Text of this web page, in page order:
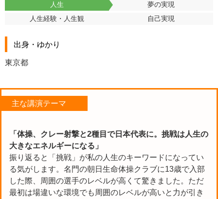
人生
夢の実現
人生経験・人生観
自己実現
出身・ゆかり
東京都
主な講演テーマ
「体操、クレー射撃と2種目で日本代表に。挑戦は人生の
大きなエネルギーになる」
振り返ると「挑戦」が私の人生のキーワードになってい
る気がします。名門の朝日生命体操クラブに13歳で入部
した際、周囲の選手のレベルが高くて驚きました。ただ
最初は場違いな環境でも周囲のレベルが高いと力が引き